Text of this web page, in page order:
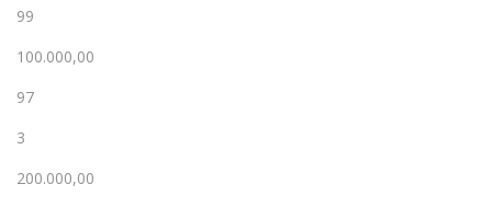
99
100.000,00
97
3
200.000,00